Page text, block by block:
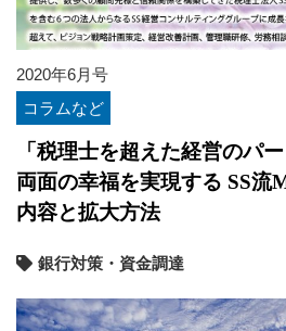
2020年6月号
コラムなど
「税理士を超えた経営のパ
両面の幸福を実現する SS流
内容と拡大方法
銀行対策・資金調達